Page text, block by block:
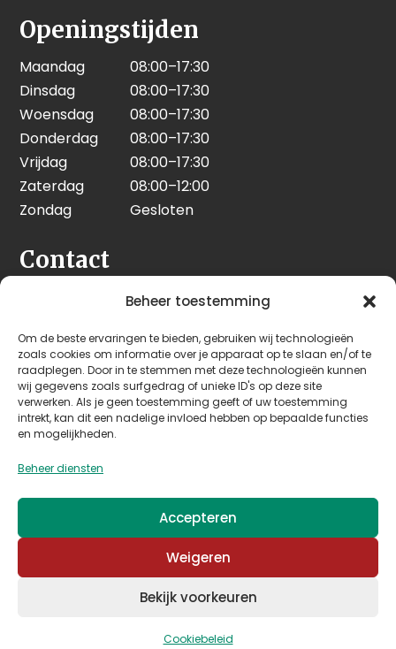
Beheer toestemming
Om de beste ervaringen te bieden, gebruiken wij technologieën
zoals cookies om informatie over je apparaat op te slaan en/of te
raadplegen. Door in te stemmen met deze technologieën kunnen
wij gegevens zoals surfgedrag of unieke ID's op deze site
verwerken. Als je geen toestemming geeft of uw toestemming
intrekt, kan dit een nadelige invloed hebben op bepaalde functies
en mogelijkheden.
Beheer diensten
Accepteren
Weigeren
Bekijk voorkeuren
Cookiebeleid
Openingstijden
Maandag
08:00–17:30
Dinsdag
08:00–17:30
Woensdag
08:00–17:30
Donderdag
08:00–17:30
Vrijdag
08:00–17:30
Zaterdag
08:00–12:00
Zondag
Gesloten
Contact
Seeleman & Hoogendoorn
3628 GD Kockengen
Nederland
+31 (0)346 242 114
info@seehoo.nl
© 2026 Seeleman & Hoogendoorn - Mede mogelijk
gemaakt doorArimpex B.V.